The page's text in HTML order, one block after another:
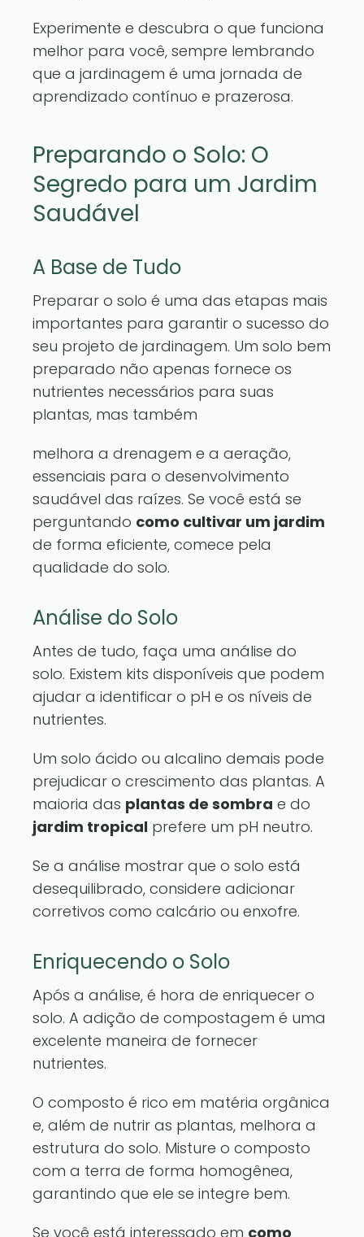
Experimente e descubra o que funciona
melhor para você, sempre lembrando
que a jardinagem é uma jornada de
aprendizado contínuo e prazerosa.
Preparando o Solo: O
Segredo para um Jardim
Saudável
A Base de Tudo
Preparar o solo é uma das etapas mais
importantes para garantir o sucesso do
seu projeto de jardinagem. Um solo bem
preparado não apenas fornece os
nutrientes necessários para suas
plantas, mas também
melhora a drenagem e a aeração,
essenciais para o desenvolvimento
saudável das raízes. Se você está se
perguntando como cultivar um jardim
de forma eficiente, comece pela
qualidade do solo.
Análise do Solo
Antes de tudo, faça uma análise do
solo. Existem kits disponíveis que podem
ajudar a identificar o pH e os níveis de
nutrientes.
Um solo ácido ou alcalino demais pode
prejudicar o crescimento das plantas. A
maioria das plantas de sombra e do
jardim tropical prefere um pH neutro.
Se a análise mostrar que o solo está
desequilibrado, considere adicionar
corretivos como calcário ou enxofre.
Enriquecendo o Solo
Após a análise, é hora de enriquecer o
solo. A adição de compostagem é uma
excelente maneira de fornecer
nutrientes.
O composto é rico em matéria orgânica
e, além de nutrir as plantas, melhora a
estrutura do solo. Misture o composto
com a terra de forma homogênea,
garantindo que ele se integre bem.
Se você está interessado em como